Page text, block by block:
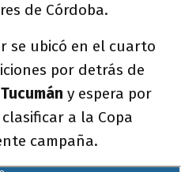
de Córdoba.
se ubicó en el cuarto
por detrás de
y espera por
a la Copa
campaña.